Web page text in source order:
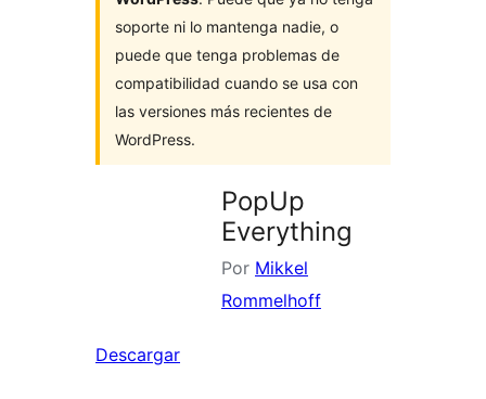
soporte ni lo mantenga nadie, o
puede que tenga problemas de
compatibilidad cuando se usa con
las versiones más recientes de
WordPress.
PopUp
Everything
Por Mikkel
Rommelhoff
Descargar